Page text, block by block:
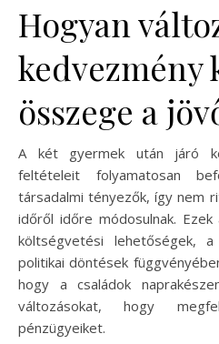
Hogyan
kedvezmény
összege a
A két gyermek után járó
feltételeit folyamatosan
társadalmi tényezők, így nem
időről időre módosulnak.
költségvetési lehetőségek,
politikai döntések
hogy a családok
változásokat, hogy
pénzügyeiket.